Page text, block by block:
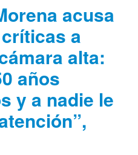
acusa
a
alta:
años
y a nadie le